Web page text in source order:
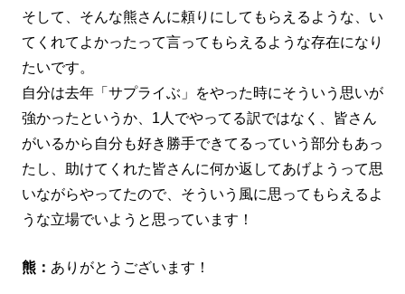
そして、そんな熊さんに頼りにしてもらえるような、い
てくれてよかったって言ってもらえるような存在になり
たいです。
自分は去年「サプライぶ」をやった時にそういう思いが
強かったというか、1人でやってる訳ではなく、皆さん
がいるから自分も好き勝手できてるっていう部分もあっ
たし、助けてくれた皆さんに何か返してあげようって思
いながらやってたので、そういう風に思ってもらえるよ
うな立場でいようと思っています！
熊： ありがとうございます！